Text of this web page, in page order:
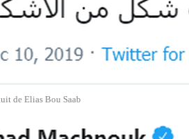
de Elias Bou Saab